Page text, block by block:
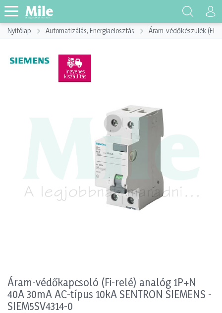
Nyitólap Automatizálás, Energiaelosztás Áram-védőkészülék (FI)
ingyenes
kiszállítás
Áram-védőkapcsoló (Fi-relé) analóg 1P+N
40A 30mA AC-típus 10kA SENTRON SIEMENS -
SIEM5SV4314-0